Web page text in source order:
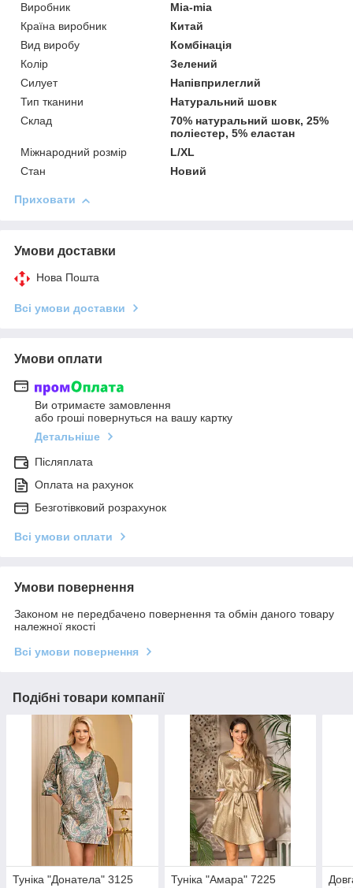
Виробник
Mia-mia
Країна виробник
Китай
Вид виробу
Комбінація
Колір
Зелений
Силует
Напівприлеглий
Тип тканини
Натуральний шовк
Склад
70% натуральний шовк, 25%
поліестер, 5% еластан
Міжнародний розмір
L/XL
Стан
Новий
Приховати
Умови доставки
Нова Пошта
Всі умови доставки
Умови оплати
Ви отримаєте замовлення
або гроші повернуться на вашу картку
Детальніше
Післяплата
Оплата на рахунок
Безготівковий розрахунок
Всі умови оплати
Умови повернення
Законом не передбачено повернення та обмін даного товару
належної якості
Всі умови повернення
Подібні товари компанії
Туніка "Донатела" 3125 Туніка "Амара" 7225